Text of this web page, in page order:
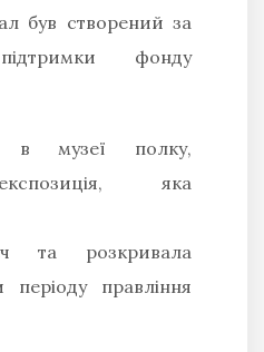
був створений за
фонду
в музеї полку,
яка
та розкривала
періоду правління